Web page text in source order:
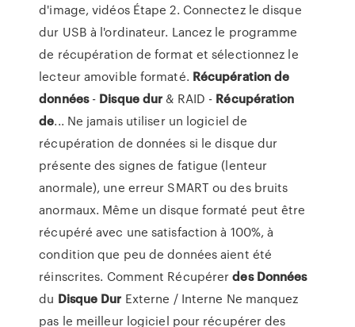
d'image, vidéos Étape 2. Connectez le disque
dur USB à l'ordinateur. Lancez le programme
de récupération de format et sélectionnez le
lecteur amovible formaté. Récupérationde
données- Disquedur & RAID - Récupération
de... Ne jamais utiliser un logiciel de
récupération de données si le disque dur
présente des signes de fatigue (lenteur
anormale), une erreur SMART ou des bruits
anormaux. Même un disque formaté peut être
récupéré avec une satisfaction à 100%, à
condition que peu de données aient été
réinscrites. Comment Récupérerdes Données
du Disque Dur Externe / Interne Ne manquez
pas le meilleur logiciel pour récupérer des